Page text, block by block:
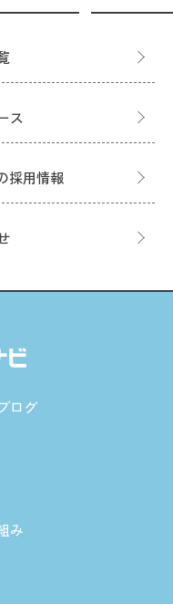
ス
採用情報
ログ
み